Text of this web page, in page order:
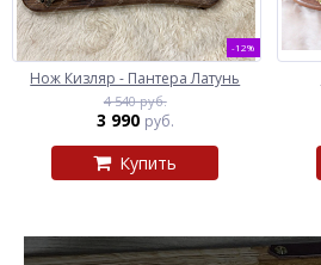
-12%
Нож Кизляр - Пантера Латунь
4 540 руб.
3 990 руб.
Купить